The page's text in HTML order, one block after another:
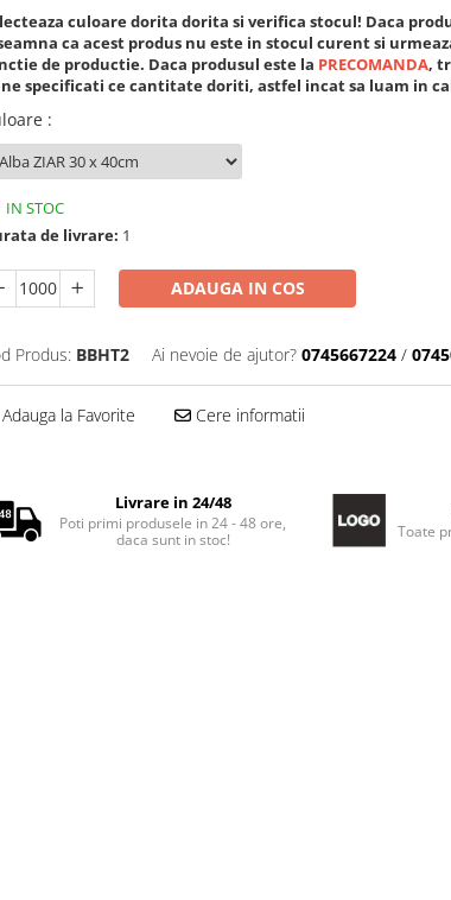
culoare dorita dorita si verifica stocul! Daca
ca acest produs nu este in stocul curent si
de productie. Daca produsul este la PRECOMANDA,
ne specificati ce cantitate doriti, astfel incat sa luam in
:
IN STOC
de livrare: 1
ADAUGA IN COS
Produs: BBHT2 Ai nevoie de ajutor? 0745667224 /
Adauga la Favorite Cere informatii
Livrare in 24/48
Poti primi produsele in 24 - 48 ore,
daca sunt in stoc!
Toate